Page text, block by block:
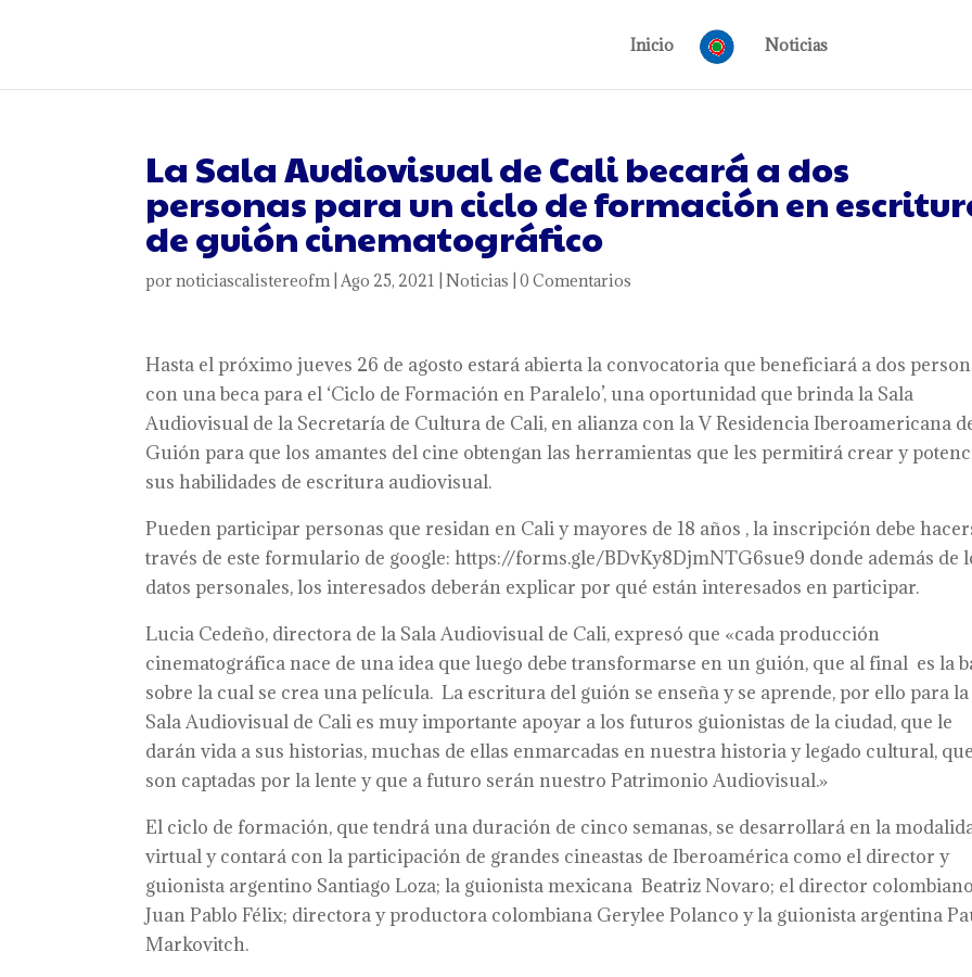
Inicio Noticias
La Sala Audiovisual de Cali becará a dos
personas para un ciclo de formación en
de guión cinematográfico
pornoticiascalistereofm|Ago 25, 2021 |Noticias |0 Comentarios
Hasta el próximo jueves 26 de agosto estará abierta la convocatoria que beneficiará a dos
con una beca para el ‘Ciclo de Formación en Paralelo’, una oportunidad que brinda la Sala
Audiovisual de la Secretaría de Cultura de Cali, en alianza con la V Residencia Iberoamericana
Guión para que los amantes del cine obtengan las herramientas que les permitirá crear y
sus habilidades de escritura audiovisual.
Pueden participar personas que residan en Cali y mayores de 18 años , la inscripción debe
través de este formulario de google: https://forms.gle/BDvKy8DjmNTG6sue9 donde además de
datos personales, los interesados deberán explicar por qué están interesados en participar.
Lucia Cedeño, directora de la Sala Audiovisual de Cali, expresó que «cada producción
cinematográfica nace de una idea que luego debe transformarse en un guión, que al final es la
sobre la cual se crea una película. La escritura del guión se enseña y se aprende, por ello para la
Sala Audiovisual de Cali es muy importante apoyar a los futuros guionistas de la ciudad, que le
darán vida a sus historias, muchas de ellas enmarcadas en nuestra historia y legado cultural, que
son captadas por la lente y que a futuro serán nuestro Patrimonio Audiovisual.»
El ciclo de formación, que tendrá una duración de cinco semanas, se desarrollará en la
virtual y contará con la participación de grandes cineastas de Iberoamérica como el director y
guionista argentino Santiago Loza; la guionista mexicana Beatriz Novaro; el director colombiano
Juan Pablo Félix; directora y productora colombiana Gerylee Polanco y la guionista argentina
Markovitch.